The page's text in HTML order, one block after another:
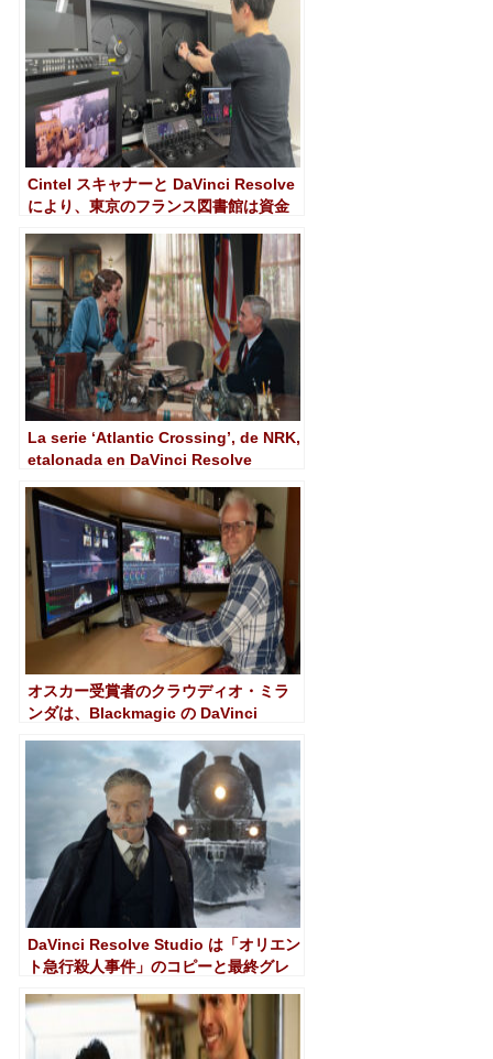
Cintel スキャナーと DaVinci Resolve
により、東京のフランス図書館は資金
La serie ‘Atlantic Crossing’, de NRK,
etalonada en DaVinci Resolve
オスカー受賞者のクラウディオ・ミラ
ンダは、Blackmagic の DaVinci
Mini Panel を信頼しています
DaVinci Resolve Studio は「オリエン
ト急行殺人事件」のコピーと最終グレ